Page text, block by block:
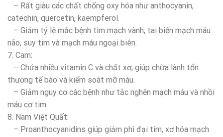
– Rất giàu các chất chống oxy hóa như anthocyanin,
catechin, quercetin, kaempferol.
– Giảm tỷ lệ mắc bệnh tim mạch vành, tai biến mạch máu
não, suy tim và mạch máu ngoại biên.
7. Cam:
– Chứa nhiều vitamin C và chất xơ, giúp chữa lành tổn
thương tế bào và kiểm soát mỡ máu.
– Giảm nguy cơ các bệnh như tắc nghẽn mạch máu và nhồi
máu cơ tim.
8. Nam Việt Quất:
– Proanthocyanidins giúp giảm phì đại tim, xơ hóa mạch